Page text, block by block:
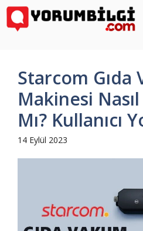
İçeriğe
atla
Starcom Gıda
Makinesi Nasıl
Mı? Kullanıcı
14 Eylül 2023